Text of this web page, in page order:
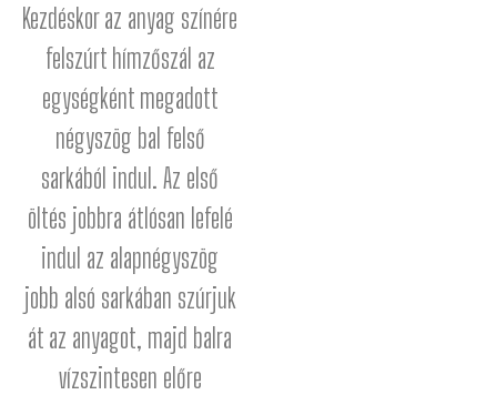
Kezdéskor az anyag színére
felszúrt hímzőszál az
egységként megadott
négyszög bal felső
sarkából indul. Az első
öltés jobbra átlósan lefelé
indul az alapnégyszög
jobb alsó sarkában szúrjuk
át az anyagot, majd balra
vízszintesen előre